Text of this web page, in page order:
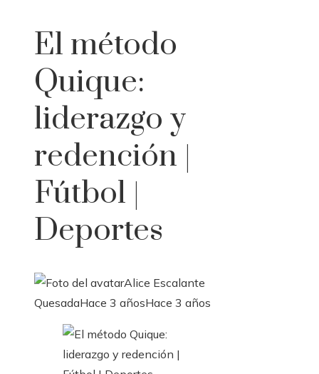
El método
Quique:
liderazgo y
redención |
Fútbol |
Deportes
Alice Escalante
QuesadaHace 3 añosHace 3 años